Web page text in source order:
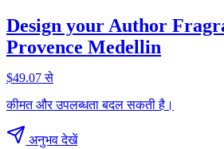
Design your Author
Provence Medellin
$49.07 से
कीमत और उपलब्धता बदल सकती है।
अनुभव देखें